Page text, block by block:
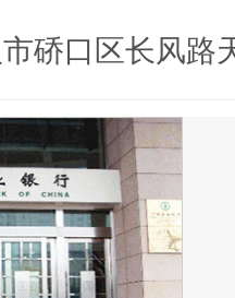
硚口区长风路